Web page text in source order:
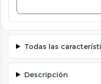
Todas las
Descripción